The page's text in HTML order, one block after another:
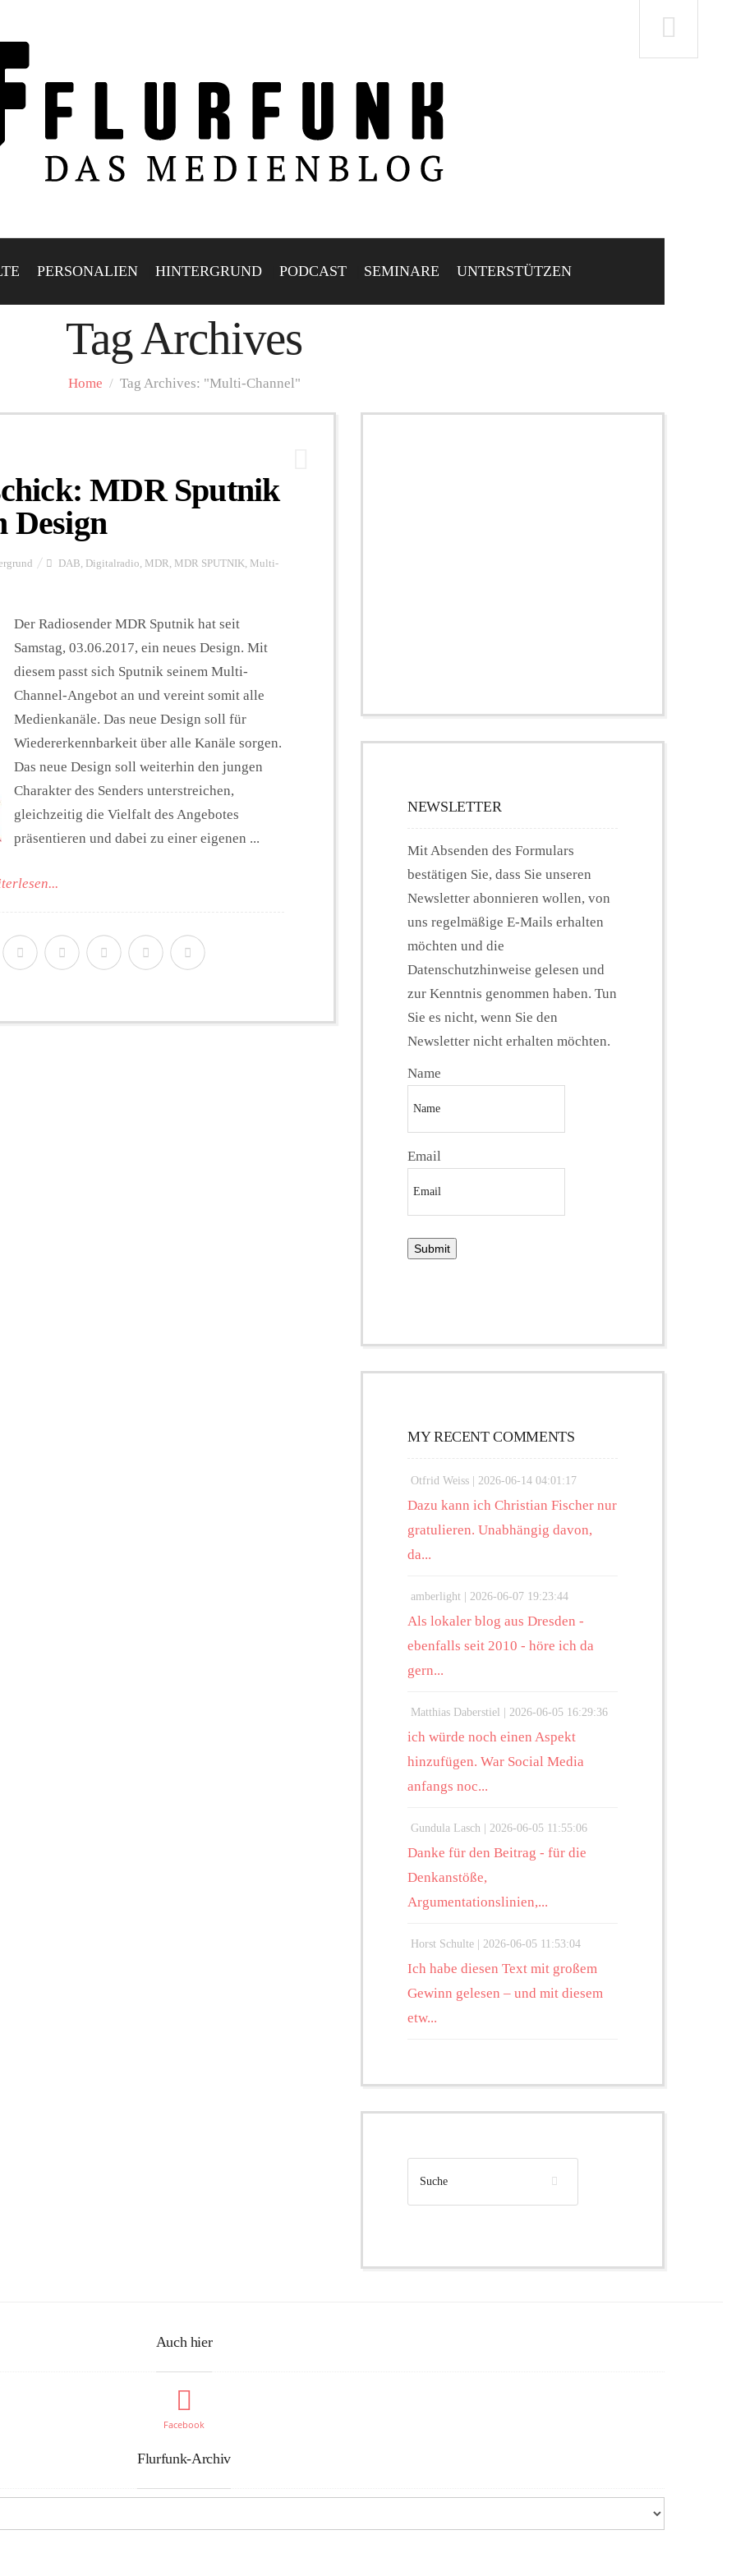
PERSONALIEN HINTERGRUND PODCAST SEMINARE UNTERSTÜTZEN
Tag Archives
Home / Tag Archives: "Multi-Channel"
MDR Sputnik
Design
DAB, Digitalradio, MDR, MDR SPUTNIK, Multi-
Der Radiosender MDR Sputnik hat seit
Samstag, 03.06.2017, ein neues Design. Mit
diesem passt sich Sputnik seinem Multi-
Channel-Angebot an und vereint somit alle
Medienkanäle. Das neue Design soll für
Wiedererkennbarkeit über alle Kanäle sorgen.
Das neue Design soll weiterhin den jungen
Charakter des Senders unterstreichen,
gleichzeitig die Vielfalt des Angebotes
präsentieren und dabei zu einer eigenen ...
NEWSLETTER
Mit Absenden des Formulars
bestätigen Sie, dass Sie unseren
Newsletter abonnieren wollen, von
uns regelmäßige E-Mails erhalten
möchten und die
Datenschutzhinweise gelesen und
zur Kenntnis genommen haben. Tun
Sie es nicht, wenn Sie den
Newsletter nicht erhalten möchten.
Name
Email
MY RECENT COMMENTS
Otfrid Weiss | 2026-06-14 04:01:17
Dazu kann ich Christian Fischer nur
gratulieren. Unabhängig davon,
da...
amberlight | 2026-06-07 19:23:44
Als lokaler blog aus Dresden -
ebenfalls seit 2010 - höre ich da
gern...
Matthias Daberstiel | 2026-06-05 16:29:36
ich würde noch einen Aspekt
hinzufügen. War Social Media
anfangs noc...
Gundula Lasch | 2026-06-05 11:55:06
Danke für den Beitrag - für die
Denkanstöße,
Argumentationslinien,...
Horst Schulte | 2026-06-05 11:53:04
Ich habe diesen Text mit großem
Gewinn gelesen – und mit diesem
etw...
Auch hier
Facebook
Flurfunk-Archiv